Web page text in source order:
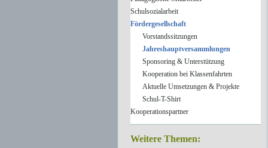
Schulsozialarbeit
Fördergesellschaft
Vorstandssitzungen
Jahreshauptversammlungen
Sponsoring & Unterstützung
Kooperation bei Klassenfahrten
Aktuelle Umsetzungen & Projekte
Schul-T-Shirt
Kooperationspartner
Weitere Themen: